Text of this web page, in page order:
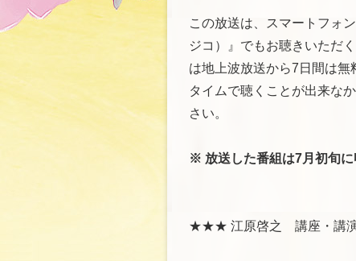
この放送は、スマートフォ
ジコ）』でもお聴きいただ
は地上波放送から7日間は
タイムで聴くことが出来な
さい。
※ 放送した番組は7月初旬に
★★★ 江原啓之 講座・講